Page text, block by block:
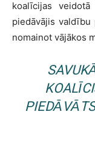
koalīcijas
piedāvājis valdību
nomainot vājākos